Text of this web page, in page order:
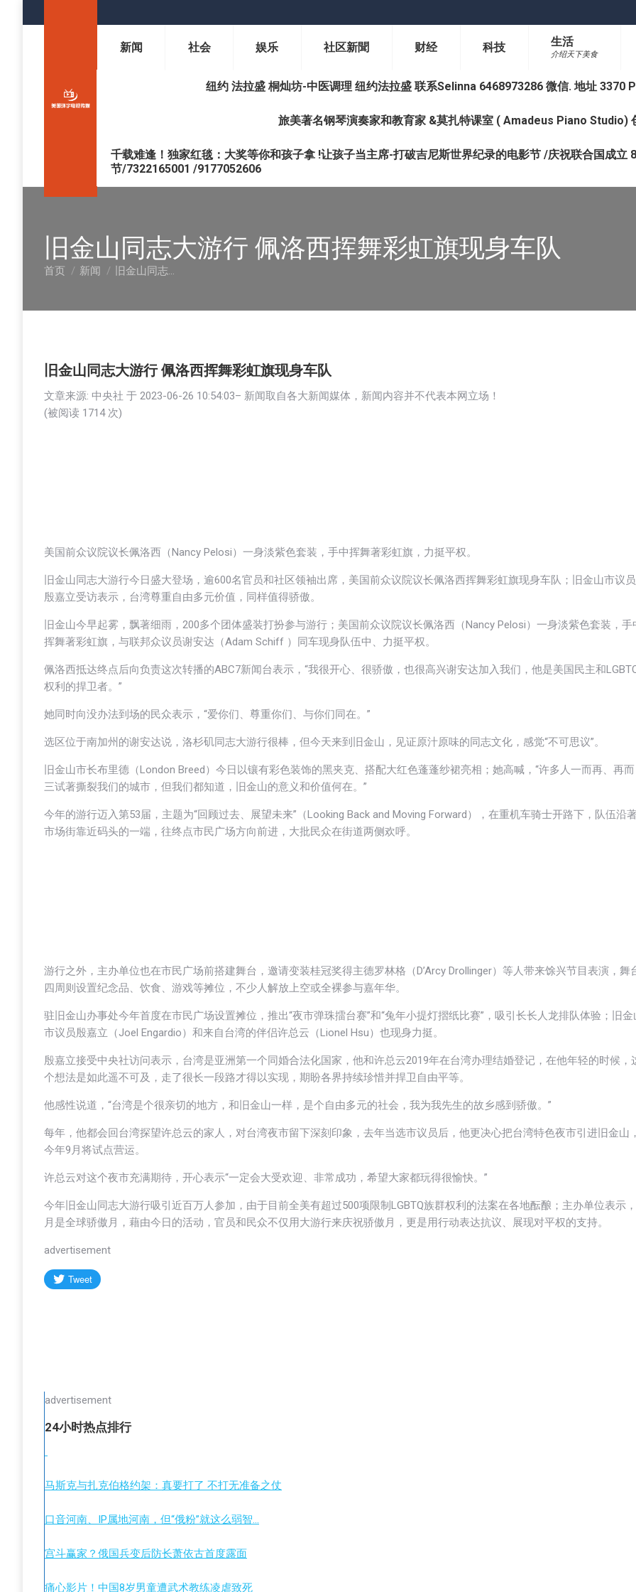
新闻 社会 娱乐 社区新聞 财经 科技 生活
介绍天下美食
纽约 法拉盛 桐灿坊-中医调理 纽约法拉盛 联系Selinna 6468973286 微信. 地址
旅美著名钢琴演奏家和教育家 &莫扎特课室 ( Amadeus Piano Studio)
千载难逢！独家红毯：大奖等你和孩子拿 !让孩子当主席-打破吉尼斯世界纪录的电影节 /庆祝联合国成立
节/7322165001 /9177052606
旧金山同志大游行 佩洛西挥舞彩虹旗现身车队
您在这里：
首页 新闻 旧金山同志…
旧金山同志大游行 佩洛西挥舞彩虹旗现身车队
文章来源: 中央社 于 2023-06-26 10:54:03– 新闻取自各大新闻媒体，新闻内容并不代表本网立场！
(被阅读 1 714次)
美国前众议院议长佩洛西（Nancy Pelosi）一身淡紫色套装，手中挥舞著彩虹旗，力挺平权。
旧金山同志大游行今日盛大登场，逾600名官员和社区领袖出席，美国前众议院议长佩洛西挥舞彩虹旗现身车队；旧金山市议员
殷嘉立受访表示，台湾尊重自由多元价值，同样值得骄傲。
旧金山今早起雾，飘著细雨，200多个团体盛装打扮参与游行；美国前众议院议长佩洛西（Nancy Pelosi）一身淡紫色套装，手
挥舞著彩虹旗，与联邦众议员谢安达（Adam Schiff ）同车现身队伍中、力挺平权。
佩洛西抵达终点后向负责这次转播的ABC7新闻台表示，“我很开心、很骄傲，也很高兴谢安达加入我们，他是美国民主和
权利的捍卫者。”
她同时向没办法到场的民众表示，“爱你们、尊重你们、与你们同在。”
选区位于南加州的谢安达说，洛杉矶同志大游行很棒，但今天来到旧金山，见证原汁原味的同志文化，感觉“不可思议”。
旧金山市长布里德（London Breed）今日以镶有彩色装饰的黑夹克、搭配大红色蓬蓬纱裙亮相；她高喊，“许多人一而再、再而
三试著撕裂我们的城市，但我们都知道，旧金山的意义和价值何在。”
今年的游行迈入第53届，主题为“回顾过去、展望未来”（Looking Back and Moving Forward），在重机车骑士开路下，队伍沿
市场街靠近码头的一端，往终点市民广场方向前进，大批民众在街道两侧欢呼。
游行之外，主办单位也在市民广场前搭建舞台，邀请变装桂冠奖得主德罗林格（D’Arcy Drollinger）等人带来馀兴节目表演，舞
四周则设置纪念品、饮食、游戏等摊位，不少人解放上空或全裸参与嘉年华。
驻旧金山办事处今年首度在市民广场设置摊位，推出“夜市弹珠擂台赛”和“兔年小提灯摺纸比赛”，吸引长长人龙排队体验；旧金
市议员殷嘉立（Joel Engardio）和来自台湾的伴侣许总云（Lionel Hsu）也现身力挺。
殷嘉立接受中央社访问表示，台湾是亚洲第一个同婚合法化国家，他和许总云2019年在台湾办理结婚登记，在他年轻的时候，
个想法是如此遥不可及，走了很长一段路才得以实现，期盼各界持续珍惜并捍卫自由平等。
他感性说道，“台湾是个很亲切的地方，和旧金山一样，是个自由多元的社会，我为我先生的故乡感到骄傲。”
每年，他都会回台湾探望许总云的家人，对台湾夜市留下深刻印象，去年当选市议员后，他更决心把台湾特色夜市引进旧金山，
今年9月将试点营运。
许总云对这个夜市充满期待，开心表示“一定会大受欢迎、非常成功，希望大家都玩得很愉快。”
今年旧金山同志大游行吸引近百万人参加，由于目前全美有超过500项限制LGBTQ族群权利的法案在各地酝酿；主办单位表示
月是全球骄傲月，藉由今日的活动，官员和民众不仅用大游行来庆祝骄傲月，更是用行动表达抗议、展现对平权的支持。
advertisement
advertisement
24小时热点排行
马斯克与扎克伯格约架：真要打了 不打无准备之仗
口音河南、IP属地河南，但“俄粉”就这么弱智…
宫斗赢家？俄国兵变后防长萧依古首度露面
痛心影片！中国8岁男童遭武术教练凌虐致死